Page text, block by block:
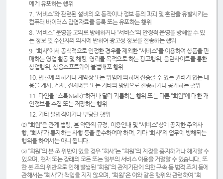
에게 유포하는 행위
7. “서비스”와 관련된 설비의 오 동작이나 정보 등의 파괴 및 혼란을 유발시키는
컴퓨터 바이러스 감염자료를 등록 또는 유포하는 행위
8. “서비스” 운영을 고의로 방해하거나 “서비스”의 안정적 운영을 방해할 수 있
는 정보 및 수신자의 의사에 반하여 광고성 정보를 전송하는 행위
9. “회사”에서 공식적으로 인정한 경우를 제외한 “서비스”를 이용하여 상품을 판
매하는 영업 활동 및 해킹, 영리를 목적으로 하는 광고행위, 음란사이트를 통한
상업행위, 상용소프트웨어 불법배포 행위
10. 법률에 의하거나 계약상 또는 위임에 의하여 전송할 수 있는 권리가 없는 내
용을 게시, 게재, 전자메일 또는 기타의 방법으로 전송하거나 공개하는 행위
11. 타인을 "스톡(stalk)"하거나 달리 괴롭히는 행위 또는 다른 “회원”에 대한 개
인정보를 수집 또는 저장하는 행위
12. 기타 불법적이거나 부당한 행위
② “회원”은 관계 법령, 본 약관의 규정, 이용안내 및 “서비스”상에 공지한 주의사
항, “회사”가 통지하는 사항 등을 준수하여야 하며, 기타 “회사”의 업무에 방해되는
행위를 하여서는 아니 됩니다.
③ “회원”의 본 조 위반이 있을 경우 “회사”는 “회원”의 계정을 중지하거나 해지할 수
있으며, 현재 또는 장래의 모든 또는 일부의 서비스 이용을 거절할 수 있습니다. 또
한 본 조의 위반으로 인해 발생된 “회원”의 관계기관에 의한 구속 등 법적 조치 등에
관해서는 “회사”가 책임을 지지 않으며, “회원”은 이와 같은 행위와 관련하여 “회